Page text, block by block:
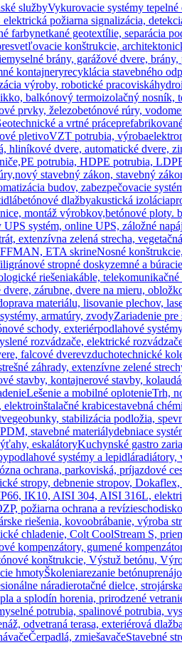
službyVykurovacie systémy tepelné
elektrická požiarna signalizácia,
farbynetkané geotextílie, separácia
konštrukcie,
brány, garážové dvere,
kontajneryrecyklácia stavebného
výroby, robotické pracoviská
balkónový termoizolačný nosník,
prvky, železobetónové rúry,
a vrtné práce
pletivoVZT potrubia, výroba
hliníkové dvere, automatické dvere,
PE potrubia, HDPE potrubia,
nový stavebný zákon, stavebný
budov, zabezpečovacie
betónové dlažbyakustická izolácia
montáž výrobkov,betónové ploty.
UPS systém, online UPS, záložné
extenzívna zelená strecha,
ETA skrineNosné
stropné doskyzemné a
riešeniakáble, telekomunikačné
dvere, zárubne, dvere na mieru,
materiálu, lisovanie plechov,
armatúry, zvodyZariadenie
schody, exteriérpodlahové
rozvádzače, elektrické
falcové dverevzduchotechnické
záhrady, extenzívne zelené
stavby, kontajnerové stavby,
Lešenie a mobilné oplotenieTrh,
elektroinštalačné krabicestavebná
geobunky, stabilizácia podložia,
stavebné materiálydebniace
eskalátoryKuchynské gastro
podlahové systémy a lepidláradiátory,
ochrana, parkoviská, príjazdové
stropy, debnenie stropov,
IK10, AISI 304, AISI 316L,
požiarna ochrana a revízie
riešenia, kovoobrábanie, výroba
chladenie, Colt CoolStream S,
kompenzátory, gumené
konštrukcie, Výstuž betónu,
hmotyŠkoleniarezanie betónu
náradierotačné dielce,
a splodín horenia, prirodzené
potrubia, spalinové potrubia,
odvetraná terasa, exteriérová dlažba
Čerpadlá, zmiešavačeStavebné